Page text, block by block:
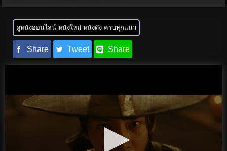
ดูหนังออนไลน์ หนังใหม่ หนังดัง ครบทุกแนว
Share Tweet Share